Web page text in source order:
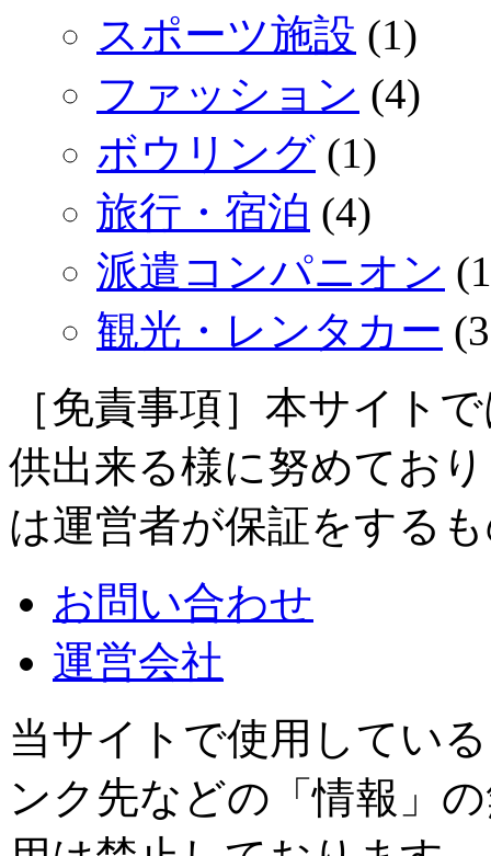
スポーツ施設 (1)
ファッション (4)
ボウリング (1)
旅行・宿泊 (4)
派遣コンパニオン
観光・レンタカー
［免責事項］本サイト
供出来る様に努めてお
は運営者が保証をする
お問い合わせ
運営会社
当サイトで使用してい
ンク先などの「情報」